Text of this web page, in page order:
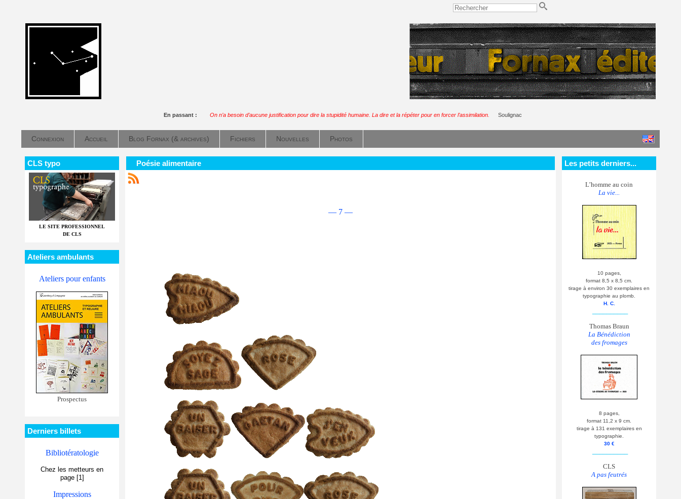
En passant : On n’a besoin d’aucune justification pour dire la stupidité humaine. La dire et la répéter pour en forcer l’assimilation. Soulignac
Connexion Accueil Blog Fornax (& archives) Fichiers Nouvelles Photos
CLS typo
LE SITE PROFESSIONNEL
DE CLS
Ateliers ambulants
Ateliers pour enfants
Prospectus
Derniers billets
Bibliotératologie
Chez les metteurs en
page [1]
Impressions
Poésie alimentaire
— 7 —
Les petits derniers...
L’homme au coin
La vie...
10 pages,
format 8,5 x 8,5 cm.
tirage à environ 30 exemplaires en
typographie au plomb.
H. C.
Thomas Braun
La Bénédiction
des fromages
8 pages,
format 11,2 x 9 cm.
tirage à 131 exemplaires en
typographie.
30 €
CLS
A pas feutrés